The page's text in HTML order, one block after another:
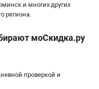
и многих других
региона.
мoСкидка.ру
проверкой и